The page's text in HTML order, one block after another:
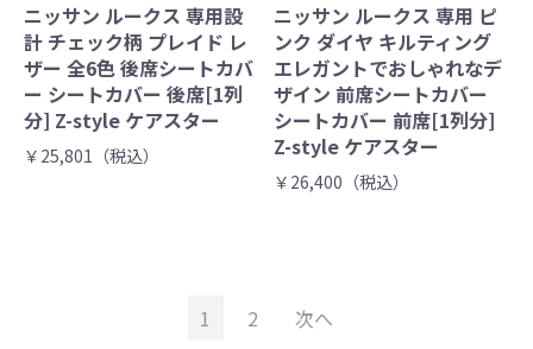
ニッサン ルークス 専用設
計 チェック柄 プレイド レ
ザー 全6色 後席シートカバ
ー シートカバー 後席[1列
分] Z-style ケアスター
￥25,801（税込）
ニッサン ルークス 専用 ピ
ンク ダイヤ キルティング
エレガントでおしゃれなデ
ザイン 前席シートカバー
シートカバー 前席[1列分]
Z-style ケアスター
￥26,400（税込）
1 2 次へ